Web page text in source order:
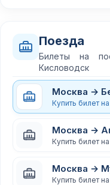
Поезда
Билеты на
Кисловодск
Москва →
Купить билет
Москва →
Купить билет
Москва →
Купить билет